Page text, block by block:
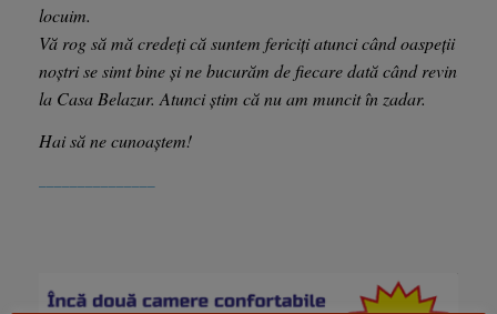
locuim.
Vă rog să mă credeți că suntem fericiți atunci când oaspeții
noștri se simt bine și ne bucurăm de fiecare dată când revin
la Casa Belazur. Atunci știm că nu am muncit în zadar.
Hai să ne cunoaștem!